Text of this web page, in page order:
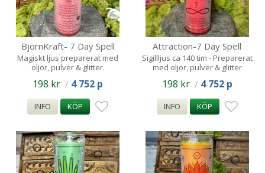
BjörnKraft- 7 Day Spell
Candle 140tim
Magiskt ljus preparerat med
oljor, pulver & glitter.
198 kr / 4 752 p
INFO KÖP
Attraction-7 Day Spell
Candle - 140tim
Sigillljus ca 140 tim - Preparerat
med oljor, pulver & glitter
198 kr / 4 752 p
INFO KÖP